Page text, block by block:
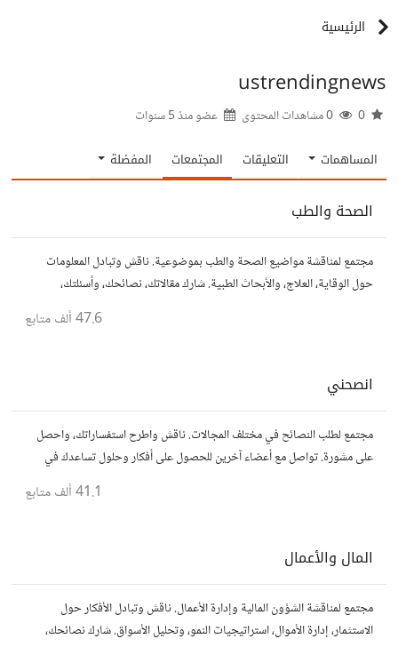
الرئيسية
ustrendingnews
عضو منذ5 سنوات
المساهمات التعليقات المجتمعات المفضلة
الصحة والطب
مجتمع لمناقشة مواضيع الصحة والطب بموضوعية. ناقش وتبادل المعلومات
حول الوقاية، العلاج، والأبحاث الطبية. شارك مقالاتك، نصائحك، وأسئلتك،
47.6 ألف متابع
انصحني
مجتمع لطلب النصائح في مختلف المجالات. ناقش واطرح استفساراتك، واحصل
على مشورة. تواصل مع أعضاء آخرين للحصول على أفكار وحلول تساعدك في
41.1 ألف متابع
المال والأعمال
مجتمع لمناقشة الشؤون المالية وإدارة الأعمال. ناقش وتبادل الأفكار حول
الاستثمار، إدارة الأموال، استراتيجيات النمو، وتحليل الأسواق. شارك نصائحك،